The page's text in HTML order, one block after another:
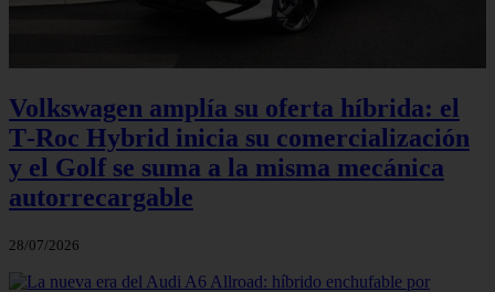
Volkswagen amplía su oferta híbrida: el
T‑Roc Hybrid inicia su comercialización
y el Golf se suma a la misma mecánica
autorrecargable
28/07/2026